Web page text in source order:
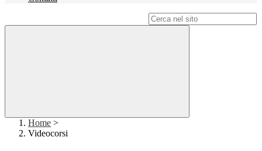
Home >
Videocorsi